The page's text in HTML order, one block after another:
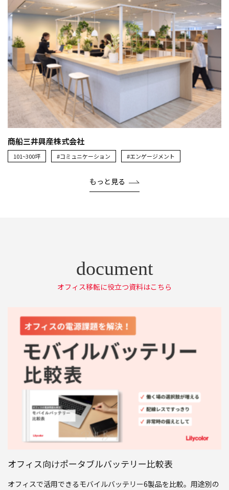
商船三井興産株式会社
101~300坪 #コミュニケーション #エンゲージメント
もっと見る
オフィス移転に役立つ資料はこちら
オフィス向けポータブルバッテリー比較表
オフィスで活用できるモバイルバッテリー6製品を比較。用途別の